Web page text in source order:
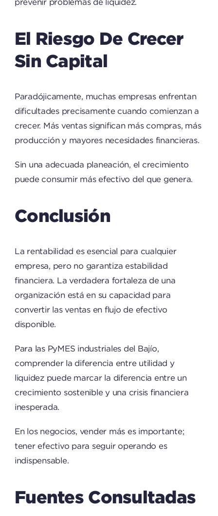
prevenir problemas de liquidez.
El Riesgo De Crecer
Sin Capital
Paradójicamente, muchas empresas enfrentan
dificultades precisamente cuando comienzan a
crecer. Más ventas significan más compras, más
producción y mayores necesidades financieras.
Sin una adecuada planeación, el crecimiento
puede consumir más efectivo del que genera.
Conclusión
La rentabilidad es esencial para cualquier
empresa, pero no garantiza estabilidad
financiera. La verdadera fortaleza de una
organización está en su capacidad para
convertir las ventas en flujo de efectivo
disponible.
Para las PyMES industriales del Bajío,
comprender la diferencia entre utilidad y
liquidez puede marcar la diferencia entre un
crecimiento sostenible y una crisis financiera
inesperada.
En los negocios, vender más es importante;
tener efectivo para seguir operando es
indispensable.
Fuentes Consultadas